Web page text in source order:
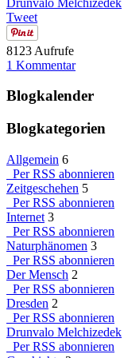
Tweet
8123 Aufrufe
1 Kommentar
Blogkalender
Blogkategorien
Allgemein 6
Per RSS abonnieren
Zeitgeschehen 5
Per RSS abonnieren
Internet 3
Per RSS abonnieren
Naturphänomen 3
Per RSS abonnieren
Der Mensch 2
Per RSS abonnieren
Dresden 2
Per RSS abonnieren
Drunvalo Melchizedek
Per RSS abonnieren